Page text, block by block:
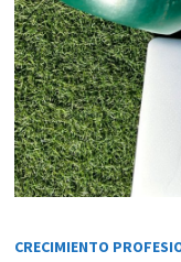
CRECIMIENTO